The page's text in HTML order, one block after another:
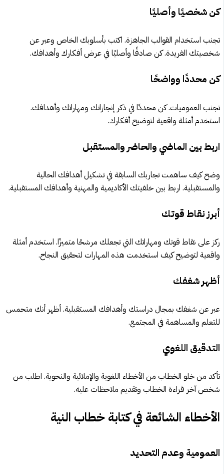
كن شخصيًا وأصليًا
تجنب استخدام القوالب الجاهزة. اكتب بأسلوبك الخاص وعبر عن
شخصيتك الفريدة. كن صادقًا وأصليًا في عرض أفكارك وأهدافك.
كن محددًا وواضحًا
تجنب العموميات. كن محددًا في ذكر إنجازاتك ومهاراتك وأهدافك.
استخدم أمثلة واقعية لتوضيح أفكارك.
اربط بين الماضي والحاضر والمستقبل
وضح كيف ساهمت تجاربك السابقة في تشكيل أهدافك الحالية
والمستقبلية. اربط بين خلفيتك الأكاديمية والمهنية وأهدافك المستقبلية.
أبرز نقاط قوتك
ركز على نقاط قوتك ومهاراتك التي تجعلك مرشحًا متميزًا. استخدم أمثلة
واقعية لتوضيح كيف استخدمت هذه المهارات لتحقيق النجاح.
أظهر شغفك
عبر عن شغفك بمجال دراستك وأهدافك المستقبلية. أظهر أنك متحمس
للتعلم والمساهمة في المجتمع.
التدقيق اللغوي
تأكد من خلو الخطاب من الأخطاء اللغوية والإملائية والنحوية. اطلب من
شخص آخر قراءة الخطاب وتقديم ملاحظات عليه.
الأخطاء الشائعة في كتابة خطاب النية
العمومية وعدم التحديد